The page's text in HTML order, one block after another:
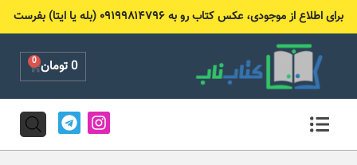
برای اطلاع از موجودی، عکس کتاب رو به ۰۹۱۹۹۸۱۴۷۹۶ (بله یا ایتا) بفرست
0تومان 0
Cart
I
n
s
T
e
l